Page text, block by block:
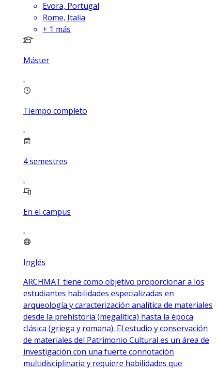
Evora, Portugal
Rome, Italia
+ 1 más
Máster
Tiempo completo
4semestres
En el campus
Inglés
ARCHMAT tiene como objetivo proporcionar a los
estudiantes habilidades especializadas en
arqueología y caracterización analítica de materiales
desde la prehistoria (megalítica) hasta la época
clásica (griega y romana). El estudio y conservación
de materiales del Patrimonio Cultural es un área de
investigación con una fuerte connotación
multidisciplinaria y requiere habilidades que